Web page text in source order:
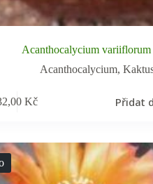
Acanthocalycium variiflorum
Acanthocalycium,
Kč Přidat